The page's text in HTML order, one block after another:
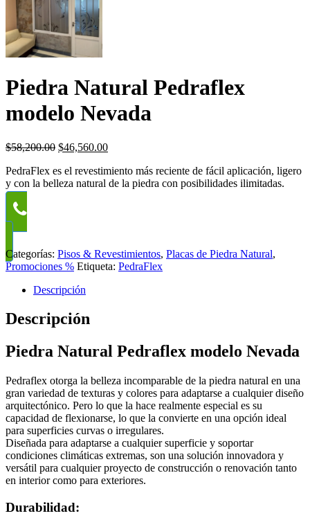
Piedra Natural Pedraflex
modelo Nevada
$58,200.00 El
original
era:
$46,560.00El
actual
es:
PedraFlex es el revestimiento más reciente de fácil aplicación, ligero
y con la belleza natural de la piedra con posibilidades ilimitadas.
Categorías: Pisos & Revestimientos, Placas de Piedra Natural,
Promociones % Etiqueta: PedraFlex
Descripción
Descripción
Piedra Natural Pedraflex modelo Nevada
Pedraflex otorga la belleza incomparable de la piedra natural en una
gran variedad de texturas y colores para adaptarse a cualquier diseño
arquitectónico. Pero lo que la hace realmente especial es su
capacidad de flexionarse, lo que la convierte en una opción ideal
para superficies curvas o irregulares.
Diseñada para adaptarse a cualquier superficie y soportar
condiciones climáticas extremas, son una solución innovadora y
versátil para cualquier proyecto de construcción o renovación tanto
en interior como para exteriores.
Durabilidad: